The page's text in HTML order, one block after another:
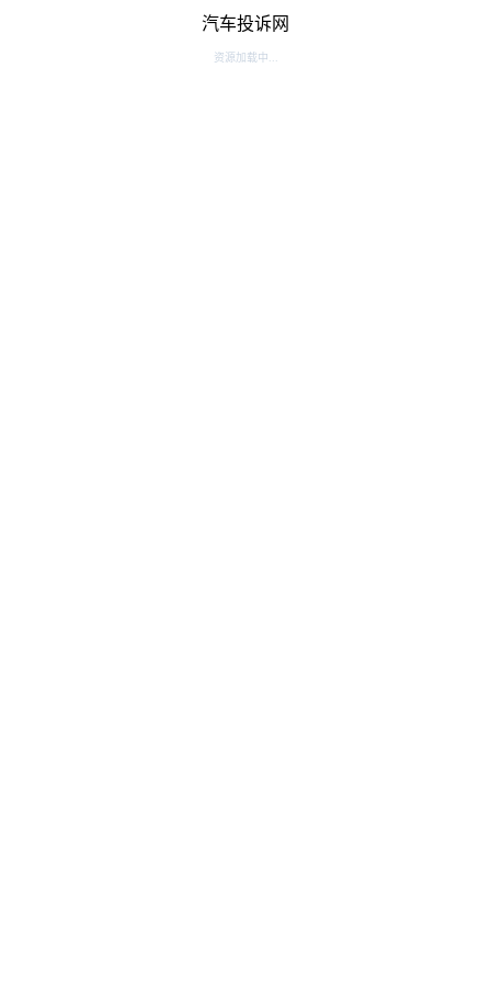
汽车投诉网
资源加载中...